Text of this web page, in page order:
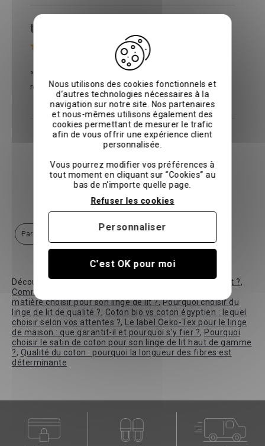
thibault v.
« Très bien, conforme à mes attentes, je
recommande ! »
Voir tous les avis
1234>
Catégories similaires
Parures de lit
Découvrez nos guides : Comment choisir son linge de lit ?,
Comment choisir la couleur de son linge de lit ?
matière choisir pour son linge de lit ?,Pourquoi choisir du
linge de lit de qualité ?, Coton bio vs coton égyptien : lequel
choisir selon vos attentes ?,
Le label Oeko-Tex pour le linge
de maison : que garantit-il et pourquoi s'y fier ?, Pourquoi
choisir le satin de coton pour son linge de lit haut de gamme
?, Qualité du coton : pourquoi la longueur des fibres est
déterminante
Nous utilisons des cookies fonctionnels et
d’autres technologies nécessaires à la
navigation sur notre site. Nos partenaires
et nous-mêmes utilisons également des
cookies permettant de mesurer le trafic
afin de vous offrir une expérience client
personnalisée.
Vous pourrez modifier vos préférences à
tout moment en cliquant sur “Cookies” au
bas de n'importe quelle page.
C'est OK pour moi
Refuser les cookies
Personnaliser